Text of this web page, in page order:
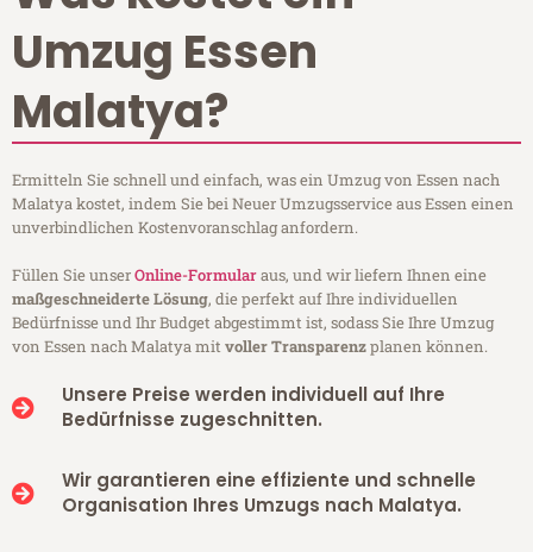
Umzug Essen
Malatya?
Ermitteln Sie schnell und einfach, was ein Umzug von Essen nach
Malatya kostet, indem Sie bei Neuer Umzugsservice aus Essen einen
unverbindlichen Kostenvoranschlag anfordern.
Füllen Sie unserOnline-Formularaus, und wir liefern Ihnen eine
maßgeschneiderte Lösung, die perfekt auf Ihre individuellen
Bedürfnisse und Ihr Budget abgestimmt ist, sodass Sie Ihre Umzug
von Essen nach Malatya mitvoller Transparenzplanen können.
Unsere Preise werden individuell auf Ihre
Bedürfnisse zugeschnitten.
Wir garantieren eine effiziente und schnelle
Organisation Ihres Umzugs nach Malatya.